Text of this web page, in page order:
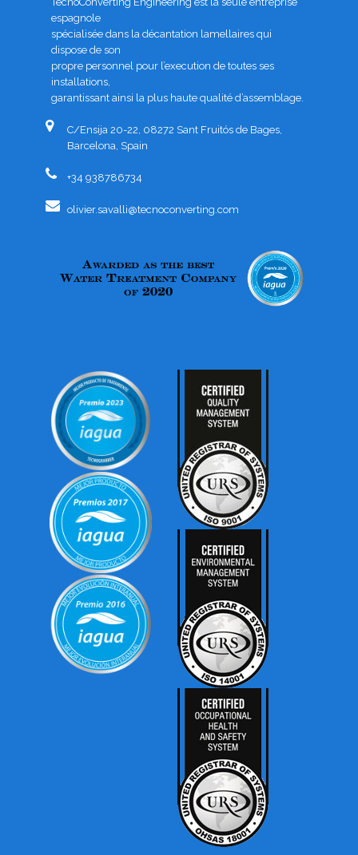
espagnole
spécialisée dans la décantation lamellaires qui
dispose de son
propre personnel pour l’execution de toutes ses
installations,
garantissant ainsi la plus haute qualité d’assemblage.
C/Ensija 20-22, 08272 Sant Fruitós de Bages,
Barcelona, Spain
+34 938786734
olivier.savalli@tecnoconverting.com